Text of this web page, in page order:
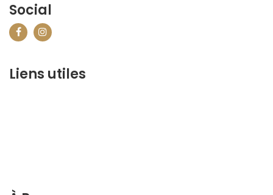
Social
Liens utiles